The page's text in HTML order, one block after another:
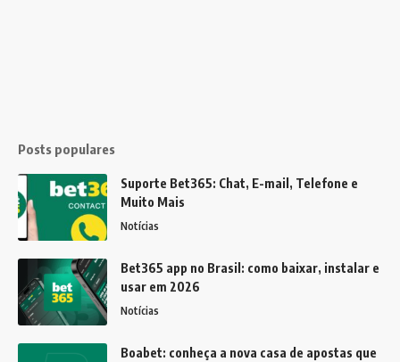
Posts populares
Suporte Bet365: Chat, E-mail, Telefone e
Muito Mais
Notícias
Bet365 app no Brasil: como baixar, instalar e
usar em 2026
Notícias
Boabet: conheça a nova casa de apostas que